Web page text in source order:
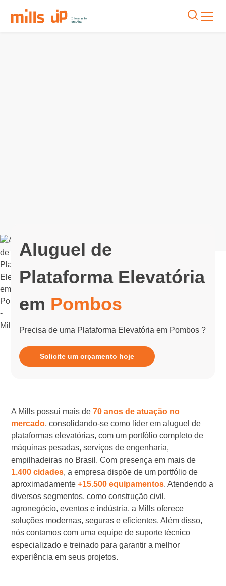
Aluguel de
Plataforma Elevatória
em Pombos
Precisa de uma Plataforma Elevatória em Pombos ?
Solicite um orçamento hoje
A Mills possui mais de70 anos de atuação no
mercado, consolidando-se como líder em aluguel de
plataformas elevatórias, com um portfólio completo de
máquinas pesadas, serviços de engenharia,
empilhadeiras no Brasil. Com presença em mais de
1.400 cidades, a empresa dispõe de um portfólio de
aproximadamente+15.500 equipamentos. Atendendo a
diversos segmentos, como construção civil,
agronegócio, eventos e indústria, a Mills oferece
soluções modernas, seguras e eficientes. Além disso,
nós contamos com uma equipe de suporte técnico
especializado e treinado para garantir a melhor
experiência em seus projetos.